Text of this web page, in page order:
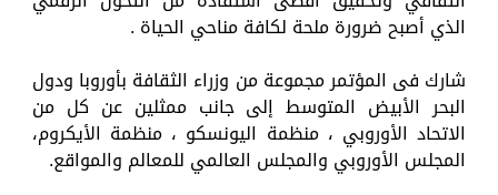
الذي أصبح ضرورة ملحة لكافة مناحي الحياة .
شارك فى المؤتمر مجموعة من وزراء الثقافة بأوروبا ودول
البحر الأبيض المتوسط إلى جانب ممثلين عن كل من
الاتحاد الأوروبي ، منظمة اليونسكو ، منظمة الأيكروم،
المجلس الأوروبي والمجلس العالمي للمعالم والمواقع.